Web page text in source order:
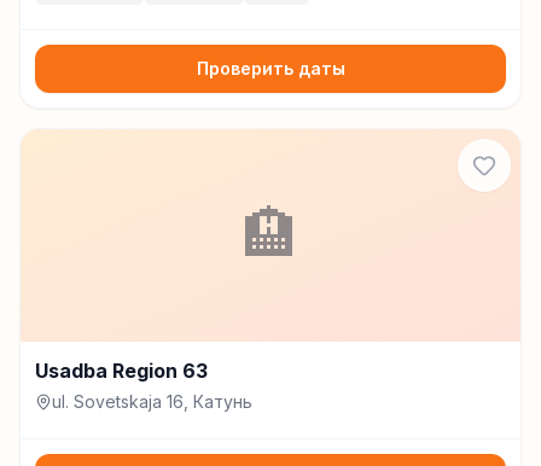
Проверить даты
🏨
Usadba Region 63
ul. Sovetskaja 16, Катунь